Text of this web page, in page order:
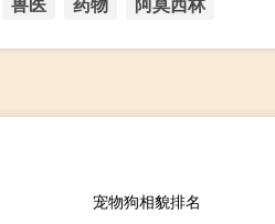
宠物狗相貌排名